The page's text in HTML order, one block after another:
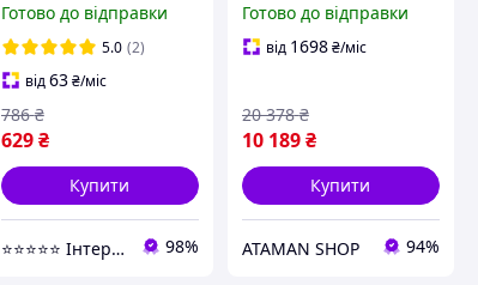
температури щипці з
керамічним покриттям
для швидкої накрутки
36 мм
Готово до відправки
5.0 (2)
від63 ₴/міс
629 ₴
786 ₴
Купити
⭐⭐⭐⭐⭐ Інтернет магазин Добра Мама 98%
завивки, випрямлення
та об єму волосся
Готово до відправки
від 1698₴/міс
10 189₴
20 378 ₴
Купити
ATAMAN SHOP 94%